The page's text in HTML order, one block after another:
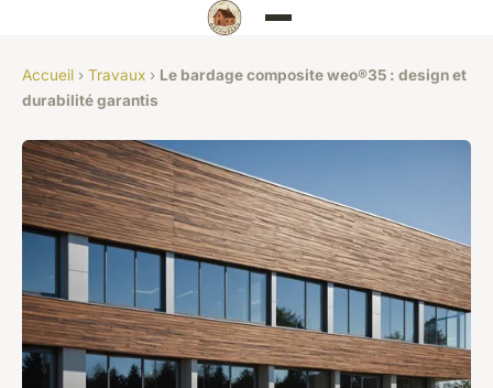
Accueil › Travaux › Le bardage composite weo®35 : design et
durabilité garantis